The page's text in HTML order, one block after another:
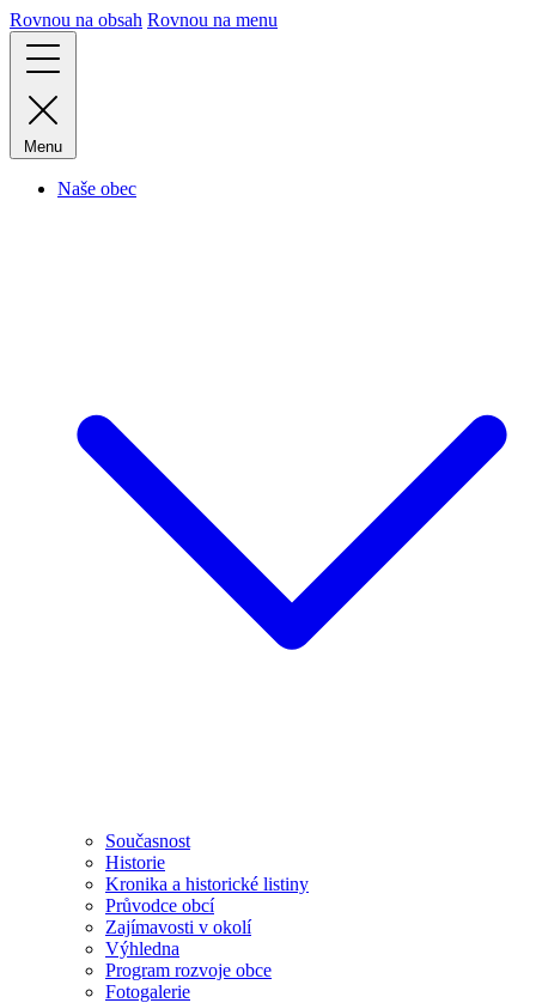
Rovnou na obsah Rovnou na menu
Menu
Naše obec
Současnost
Historie
Kronika a historické listiny
Průvodce obcí
Zajímavosti v okolí
Výhledna
Program rozvoje obce
Fotogalerie